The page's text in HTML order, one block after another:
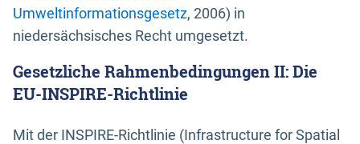
Umweltinformationsgesetz, 2006) in
niedersächsisches Recht umgesetzt.
Gesetzliche Rahmenbedingungen II: Die
EU-INSPIRE-Richtlinie
Mit der INSPIRE-Richtlinie (Infrastructure for Spatial